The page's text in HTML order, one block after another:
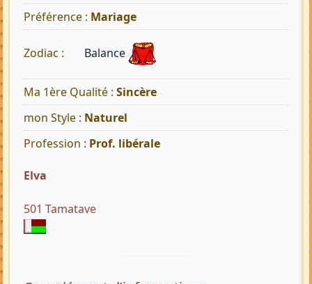
Préférence : Mariage
Zodiac : Balance
Ma 1ère Qualité : Sincère
mon Style : Naturel
Profession : Prof. libérale
Elva
501 Tamatave